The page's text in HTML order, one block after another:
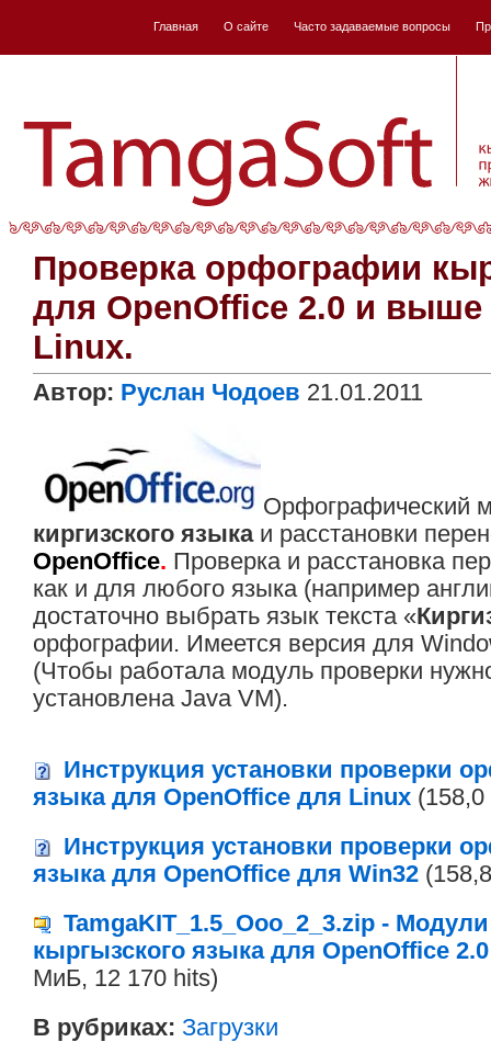
Главная О сайте Часто задаваемые вопросы
Проверка орфографии
для OpenOffice 2.0 и
Linux.
Автор: Руслан Чодоев 21.01.2011
Орфографический
киргизского языкаи расстановки
OpenOffice. Проверка и расстановка
как и для любого языка (например
достаточно выбрать язык текста «
орфографии. Имеется версия для
(Чтобы работала модуль проверки
установлена Java VM).
Инструкция установки проверки
языка для OpenOffice для Linux
Инструкция установки проверки
языка для OpenOffice для Win32
TamgaKIT_1.5_Ooo_2_3.zip -
кыргызского языка для OpenOffice
МиБ, 12 170 hits)
В рубриках: Загрузки